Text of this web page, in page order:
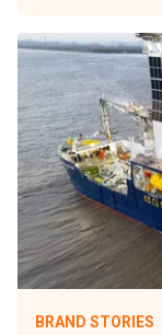
BRAND STORIES